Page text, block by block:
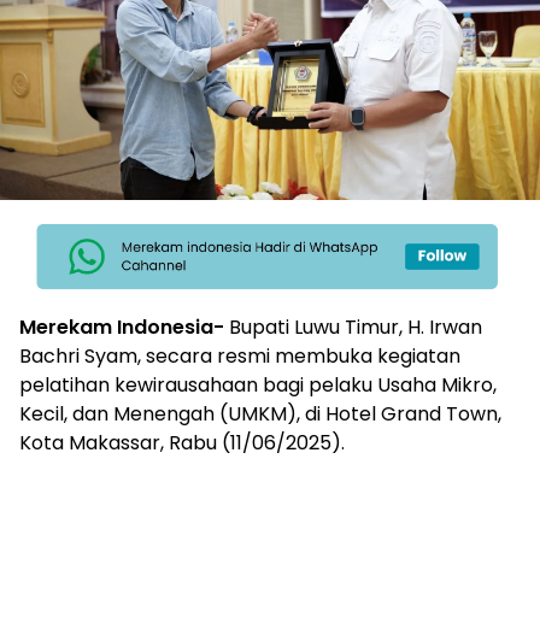
Merekam Indonesia- Bupati Luwu Timur, H. Irwan
Bachri Syam, secara resmi membuka kegiatan
pelatihan kewirausahaan bagi pelaku Usaha Mikro,
Kecil, dan Menengah (UMKM), di Hotel Grand Town,
Kota Makassar, Rabu (11/06/2025).